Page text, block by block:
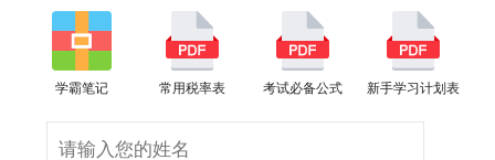
学霸笔记 常用税率表 考试必备公式 新手学习计划表